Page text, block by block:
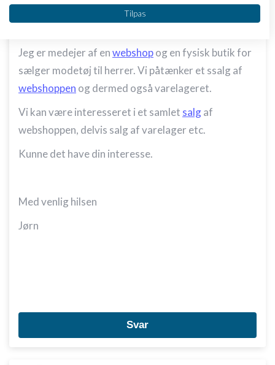
Jeg er medejer af enwebshopog en fysisk butik for
sælger modetøj til herrer. Vi påtænker et ssalg af
webshoppen og dermed også varelageret.
Vi kan være interesseret i et samlet salgaf
webshoppen, delvis salg af varelager etc.
Kunne det have din interesse.
Med venlig hilsen
Jørn
Svar
Vi bruger dine data til følgende formål:
IAB's behandlingsformål:
enhed
Bruge begrænsede oplysninger til at vælge
annoncering
Oprette profiler til tilpasset annoncering
Bruge profiler til at vælge tilpasset
Bruge profiler til at vælge tilpasset indhold
Måle annonceringseffektivitet
Tilpas